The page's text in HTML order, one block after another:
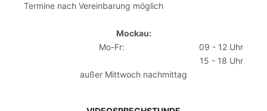
Termine nach Vereinbarung möglich
Mockau:
Mo-Fr:
09 - 12 Uhr
15 - 18 Uhr
außer Mittwoch nachmittag